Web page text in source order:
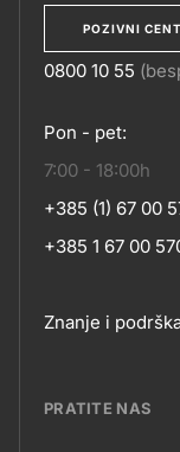
POZIVNI
0800 10 55
Pon - pet:
7:00 - 18:00h
+385 (1) 67 00
+385 1 67 00
Footer
Znanje i
PRATITE NAS